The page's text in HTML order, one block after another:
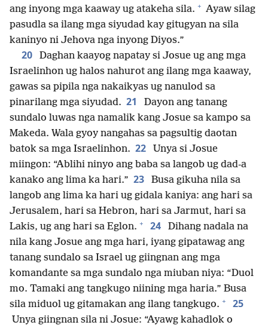
ang inyong mga kaaway ug atakeha sila. + Ayaw silag
pasudla sa ilang mga siyudad kay gitugyan na sila
kaninyo ni Jehova nga inyong Diyos.”
20
Daghan kaayog napatay si Josue ug ang mga
Israelinhon ug halos nahurot ang ilang mga kaaway,
gawas sa pipila nga nakaikyas ug nanulod sa
pinarilang mga siyudad. 21
Dayon ang tanang
sundalo luwas nga namalik kang Josue sa kampo sa
Makeda. Wala gyoy nangahas sa pagsultig daotan
batok sa mga Israelinhon. 22
Unya si Josue
miingon: “Ablihi ninyo ang baba sa langob ug dad-a
kanako ang lima ka hari.” 23
Busa gikuha nila sa
langob ang lima ka hari ug gidala kaniya: ang hari sa
Jerusalem, hari sa Hebron, hari sa Jarmut, hari sa
Lakis, ug ang hari sa Eglon. + 24
Dihang nadala na
nila kang Josue ang mga hari, iyang gipatawag ang
tanang sundalo sa Israel ug giingnan ang mga
komandante sa mga sundalo nga miuban niya: “Duol
mo. Tamaki ang tangkugo niining mga haria.” Busa
sila miduol ug gitamakan ang ilang tangkugo. + 25
Unya giingnan sila ni Josue: “Ayawg kahadlok o